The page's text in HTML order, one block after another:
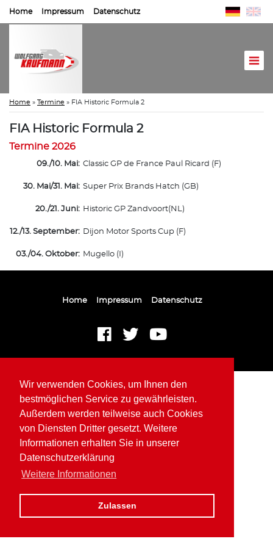
Wir verwenden Cookies, um Ihnen den
bestmöglichen Service zu gewährleisten.
Außerdem werden teilweise auch Cookies
von Diensten Dritter gesetzt. Weitere
Informationen erhalten Sie in unserer
Datenschutzerklärung
Weitere Informationen
Zulassen
Home Impressum Datenschutz
Home » Termine » FIA Historic Formula 2
FIA Historic Formula 2
Termine 2026
09./10. Mai: Classic GP de France Paul Ricard (F)
30. Mai/31. Mai: Super Prix Brands Hatch (GB)
20./21. Juni: Historic GP Zandvoort(NL)
12./13. September: Dijon Motor Sports Cup (F)
03./04. Oktober: Mugello (I)
Home Impressum Datenschutz